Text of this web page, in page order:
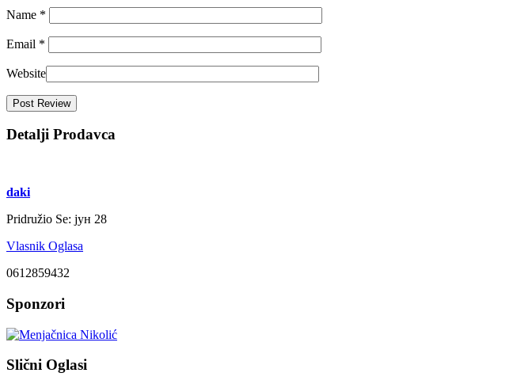
Name *
Email *
Website
Detalji Prodavca
daki
Pridružio Se: јун 28
Vlasnik Oglasa
0612859432
Sponzori
Slični Oglasi